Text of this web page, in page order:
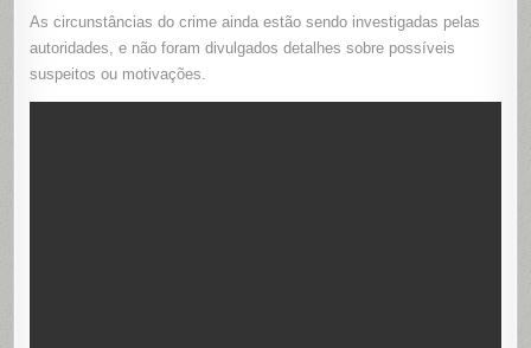
EM
As circunstâncias do crime ainda estão sendo investigadas pelas
autoridades, e não foram divulgados detalhes sobre possíveis
suspeitos ou motivações.